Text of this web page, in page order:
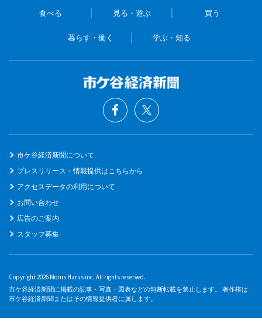
食べる 見る・遊ぶ 買う
暮らす・働く 学ぶ・知る
市ケ谷経済新聞について
プレスリリース・情報提供はこちらから
アクセスデータの利用について
お問い合わせ
広告のご案内
スタッフ募集
Copyright 2026 Morus Harus inc. All rights reserved.
市ケ谷経済新聞に掲載の記事・写真・図表などの無断転載を禁止します。 著作権は
市ケ谷経済新聞またはその情報提供者に属します。